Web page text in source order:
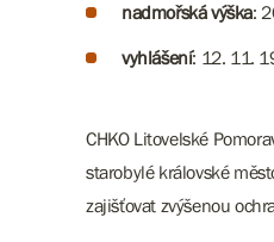
nadmořská výška:
vyhlášení: 12. 11.
CHKO Litovelské
starobylé královské
zajišťovat zvýšenou